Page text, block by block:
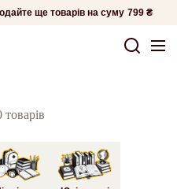
ще товарів на суму 799 ₴
товарів